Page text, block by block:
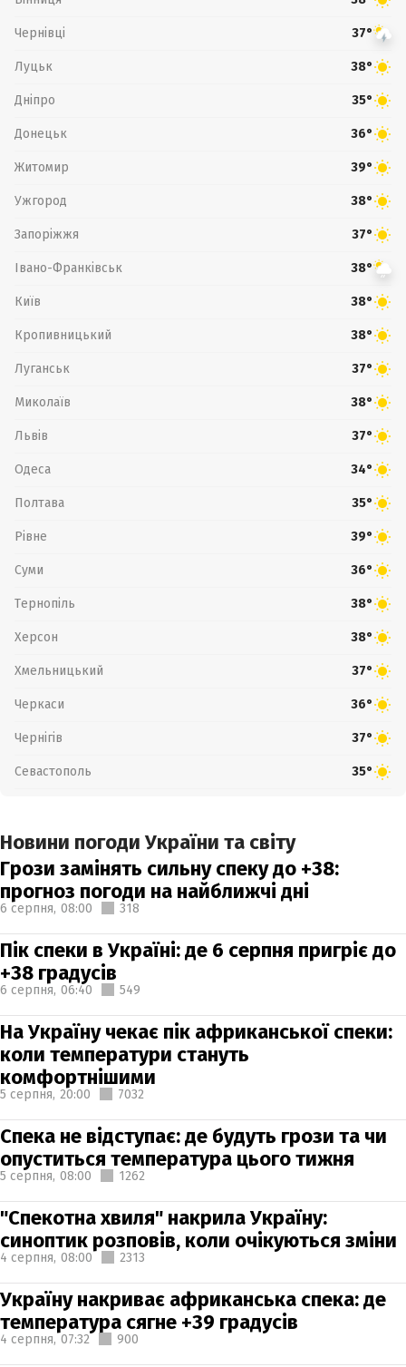
Чернівці 37°
Луцьк 38°
Дніпро 35°
Донецьк 36°
Житомир 39°
Ужгород 38°
Запоріжжя 37°
Івано-Франківськ 38°
Київ 38°
Кропивницький 38°
Луганськ 37°
Миколаїв 38°
Львів 37°
Одеса 34°
Полтава 35°
Рівне 39°
Суми 36°
Тернопіль 38°
Херсон 38°
Хмельницький 37°
Черкаси 36°
Чернігів 37°
Севастополь 35°
Новини погоди України та світу
Грози замінять сильну спеку до +38:
прогноз погоди на найближчі дні
6 серпня, 08:00 318
Пік спеки в Україні: де 6 серпня пригріє до
+38 градусів
6 серпня, 06:40 549
На Україну чекає пік африканської спеки:
коли температури стануть
комфортнішими
5 серпня, 20:00 7032
Спека не відступає: де будуть грози та чи
опуститься температура цього тижня
5 серпня, 08:00 1262
"Спекотна хвиля" накрила Україну:
синоптик розповів, коли очікуються зміни
4 серпня, 08:00 2313
Україну накриває африканська спека: де
температура сягне +39 градусів
4 серпня, 07:32 900